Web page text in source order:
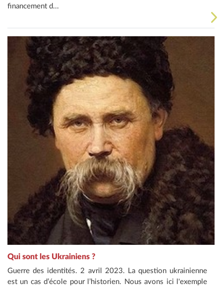
financement d...
Qui sont les Ukrainiens ?
Guerre des identités. 2 avril 2023. La question ukrainienne
est un cas d’école pour l’historien. Nous avons ici l'exemple